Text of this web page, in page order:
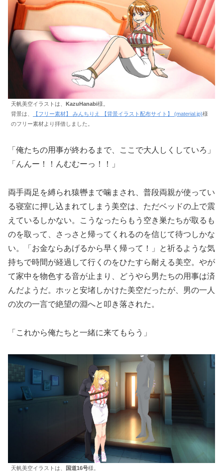
天帆美空イラストは、 KazuHanabi様。
背景は、
【フリー素材】 みんちりえ 【背景イラスト配布サイト】 (material.jp)様
のフリー素材より拝借しました。
「俺たちの用事が終わるまで、ここで大人しくしていろ」
「んんー！！んむむーっ！！」
両手両足を縛られ猿轡まで噛まされ、普段両親が使ってい
る寝室に押し込まれてしまう美空は、ただベッドの上で震
えているしかない。こうなったらもう空き巣たちが取るも
のを取って、さっさと帰ってくれるのを信じて待つしかな
い。「お金ならあげるから早く帰って！」と祈るような気
持ちで時間が経過して行くのをひたすら耐える美空。やが
て家中を物色する音が止まり、どうやら男たちの用事は済
んだようだ。ホッと安堵しかけた美空だったが、男の一人
の次の一言で絶望の淵へと叩き落された。
「これから俺たちと一緒に来てもらう」
天帆美空イラストは、 国道16号様。